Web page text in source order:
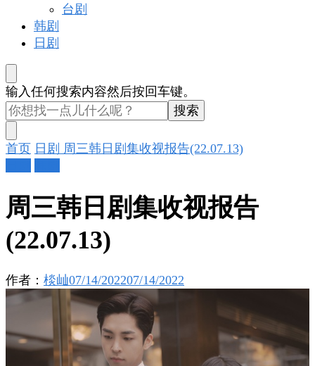
台剧
韩剧
日剧
找
什
么
东
西
吗?
输入任何搜索内容然后按回车键。
首页 日剧 周三韩日剧集收视报告(22.07.13)
周三韩日剧集收视报告
(22.07.13)
作者： 棪屾07/14/202207/14/2022